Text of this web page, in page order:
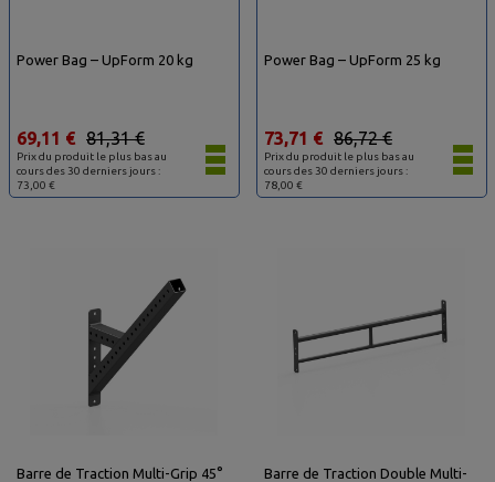
Power Bag – UpForm 20 kg
Prix du produit le plus bas au
cours des 30 derniers jours :
73,00 €
81,31 €
69,11 €
Power Bag – UpForm 25 kg
Prix du produit le plus bas au
cours des 30 derniers jours :
78,00 €
86,72 €
73,71 €
Barre de Traction Multi-Grip 45°
Barre de Traction Double Multi-